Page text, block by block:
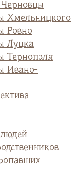
Хмельницкого
Ровно
Луцка
Тернополя
Ивано-